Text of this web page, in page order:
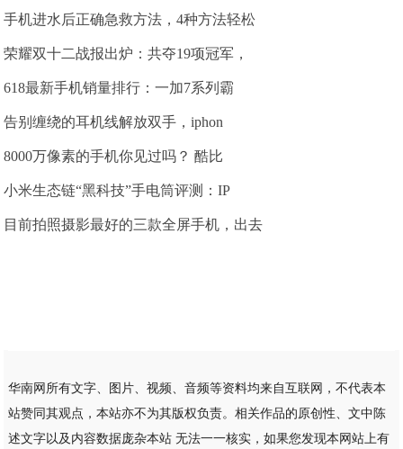
手机进水后正确急救方法，4种方法轻松
荣耀双十二战报出炉：共夺19项冠军，
618最新手机销量排行：一加7系列霸
告别缠绕的耳机线解放双手，iphon
8000万像素的手机你见过吗？ 酷比
小米生态链“黑科技”手电筒评测：IP
目前拍照摄影最好的三款全屏手机，出去
华南网所有文字、图片、视频、音频等资料均来自互联网，不代表本
站赞同其观点，本站亦不为其版权负责。相关作品的原创性、文中陈
述文字以及内容数据庞杂本站 无法一一核实，如果您发现本网站上有